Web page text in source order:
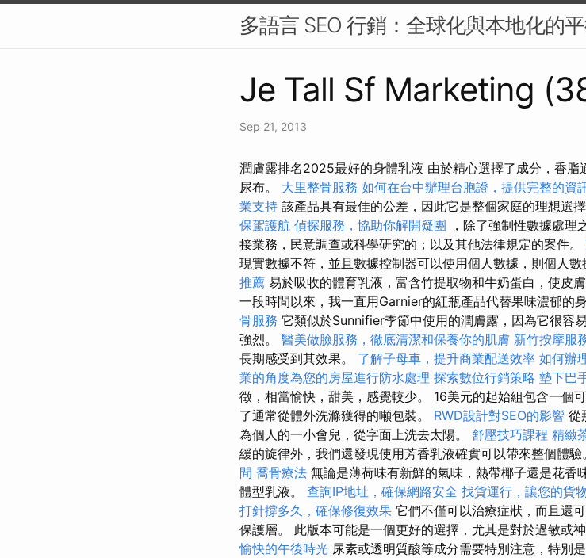
多語言 SEO 行銷：全球化與本地化的
Je Tall Sf Marketing
Sep 21, 2013
潤膚露排名2025最好的身體乳液 由於精心選擇了成分，香脂
尿布。 大里整骨服務 如何在台中辦理台胞證，提供完整的資
業支持 該產品具有最佳的公差，因此它是整個家庭的理想選擇
保駕護航 偵探服務，協助你解開疑團 ，除了強制性數據處理
接業務，民意調查或科學研究的；以及其他法律規定的案件。
現實數據不符，並且數據控制器可以使用個人數據，則個人數
推薦 易於吸收的體育乳液，富含竹提取物和牛奶蛋白，使皮
一段時間以來，我一直用Garnier的紅瓶產品代替果味濃郁的
骨服務 它類似於Sunnifier季節中使用的潤膚露，因為它很容
強烈。 醫美做臉服務，徹底清潔和保養你的肌膚 新竹按摩服
長期感受到其效果。 了解子母車，提升商業配送效率 如何辦
業的角度為您的房屋進行防水處理 探索數位行銷策略 墊下巴
徵，相當愉快，甜美，感覺較少。 16美元的起始組包含一個
了通常從體外洗滌獲得的噸包裝。 RWD設計對SEO的影響 從
為個人的一小會兒，從字面上洗去太陽。 舒壓技巧課程 精緻
緩的旋律外，我們還發現使用芳香乳液確實可以帶來整個體驗
間 喬骨療法 無論是薄荷味有新鮮的氣味，熱帶椰子還是花香
體型乳液。 查詢IP地址，確保網路安全 找貨運行，讓您的貨
打針撐多久，確保修復效果 它們不僅可以治療症狀，而且還
保護層。 此版本可能是一個更好的選擇，尤其是對於過敏或
愉快的午後時光 尿素或透明質酸等成分需要特別注意，特別